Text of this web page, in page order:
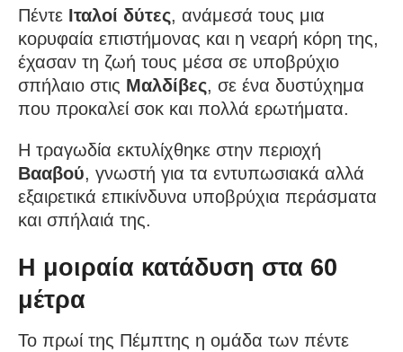
Πέντε Ιταλοί δύτες, ανάμεσά τους μια
κορυφαία επιστήμονας και η νεαρή κόρη της,
έχασαν τη ζωή τους μέσα σε υποβρύχιο
σπήλαιο στις Μαλδίβες, σε ένα δυστύχημα
που προκαλεί σοκ και πολλά ερωτήματα.
Η τραγωδία εκτυλίχθηκε στην περιοχή
Βααβού, γνωστή για τα εντυπωσιακά αλλά
εξαιρετικά επικίνδυνα υποβρύχια περάσματα
και σπήλαιά της.
Η μοιραία κατάδυση στα 60
μέτρα
Το πρωί της Πέμπτης η ομάδα των πέντε